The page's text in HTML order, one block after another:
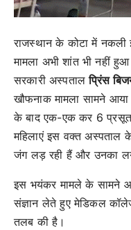
राजस्थान के कोटा में
मामला अभी शांत भी नहीं
सरकारी अस्पतालप्रिंस
खौफनाक मामला सामने
के बाद एक-एक कर 6
महिलाएं इस वक्त अस्पताल
जंग लड़ रही हैं और उनका
इस भयंकर मामले के सामने
संज्ञान लेते हुए मेडिकल
तलब की है।